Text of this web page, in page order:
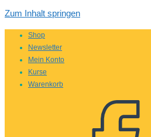
Zum Inhalt springen
Shop
Newsletter
Mein Konto
Kurse
Warenkorb